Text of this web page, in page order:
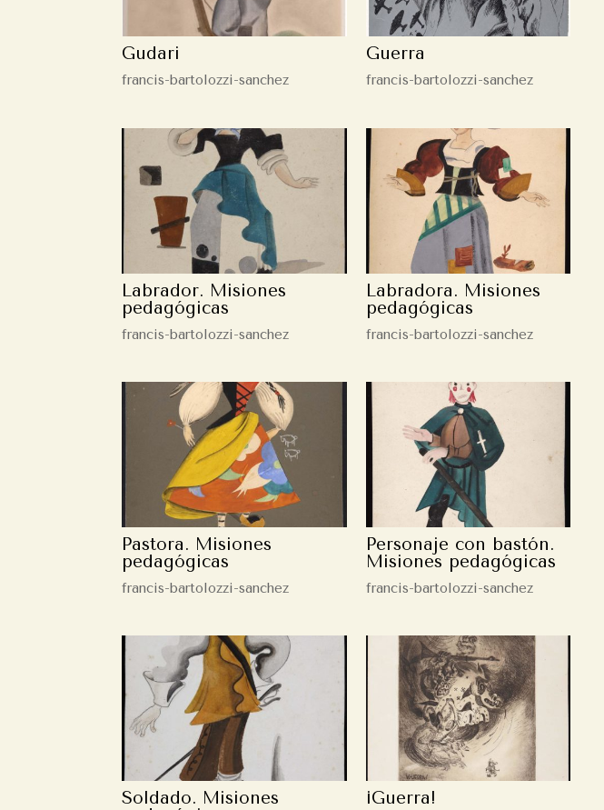
Gudari
francis-bartolozzi-sanchez
Guerra
francis-bartolozzi-sanchez
Labrador. Misiones
pedagógicas
francis-bartolozzi-sanchez
Labradora. Misiones
pedagógicas
francis-bartolozzi-sanchez
Pastora. Misiones
pedagógicas
francis-bartolozzi-sanchez
Personaje con bastón.
Misiones pedagógicas
francis-bartolozzi-sanchez
Soldado. Misiones
¡Guerra!